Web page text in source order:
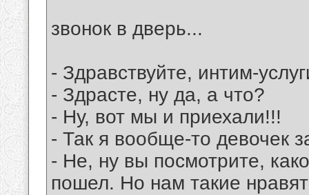
звонок в дверь...
- Здравствуйте, интим-
- Здрасте, ну да, а что?
- Ну, вот мы и приехали!!!
- Так я вообще-то девочек
- Не, ну вы посмотрите,
пошел. Но нам такие